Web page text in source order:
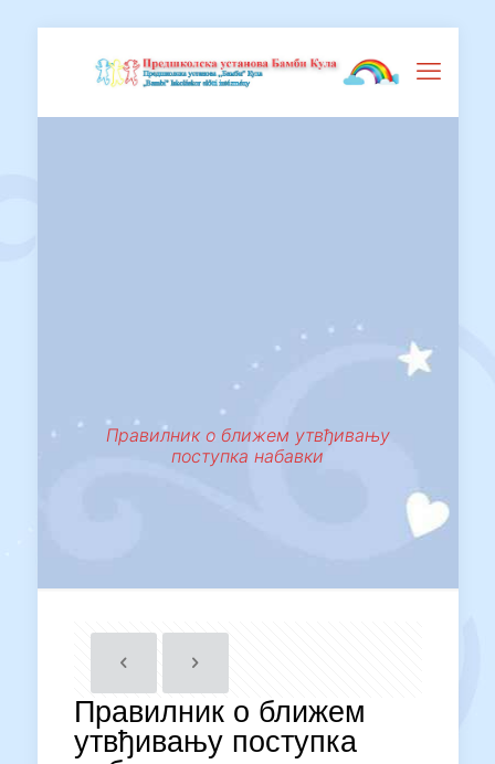
Правилник о ближем утвђивању
поступка набавки
Правилник о ближем
утвђивању поступка